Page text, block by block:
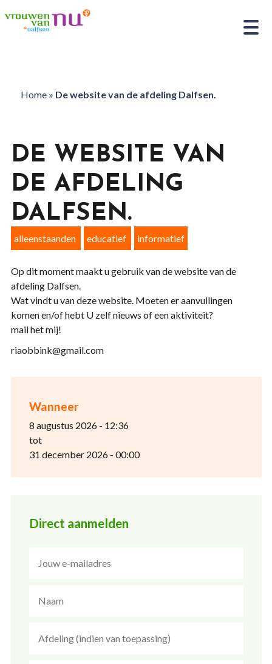
Home» De website van de afdeling Dalfsen.
Wanneer
8 augustus 2026 - 12:36
tot
31 december 2026 - 00:00
Direct aanmelden
DE WEBSITE VAN
DE AFDELING
DALFSEN.
alleenstaanden educatief informatief
Op dit moment maakt u gebruik van de website van de
afdeling Dalfsen.
Wat vindt u van deze website. Moeten er aanvullingen
komen en/of hebt U zelf nieuws of een aktiviteit?
mail het mij!
riaobbink@gmail.com